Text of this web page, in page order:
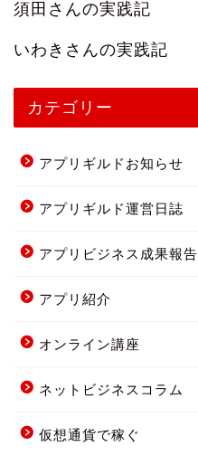
須田さんの実践記
いわきさんの実践記
カテゴリー
アプリギルドお知らせ
アプリギルド運営日誌
アプリビジネス成果報告
アプリ紹介
オンライン講座
ネットビジネスコラム
仮想通貨で稼ぐ